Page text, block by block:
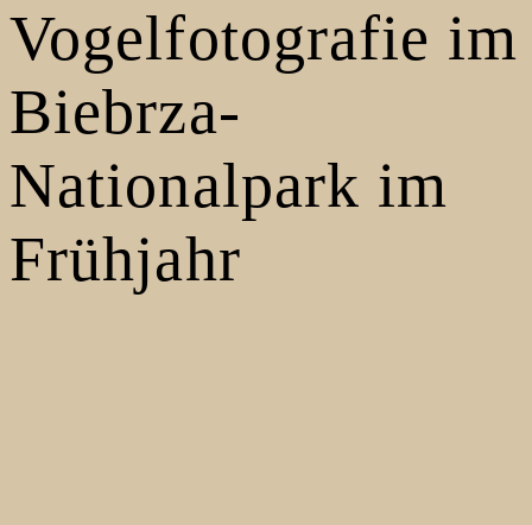
Vogelfotografie im
Biebrza-
Nationalpark im
Frühjahr